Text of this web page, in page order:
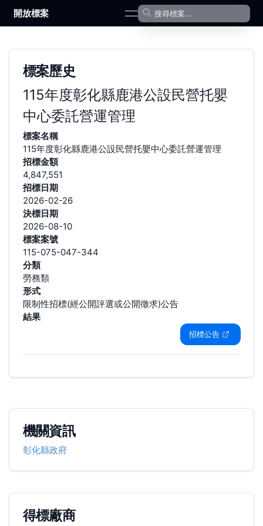
開放標案 open navigation menu
標案歷史
115年度彰化縣鹿港公設民營托嬰
中心委託營運管理
標案名稱
115年度彰化縣鹿港公設民營托嬰中心委託營運管理
招標金額
4,847,551
招標日期
2026-02-26
決標日期
2026-08-10
標案案號
115-075-047-344
分類
勞務類
形式
限制性招標(經公開評選或公開徵求)公告
結果
招標公告
機關資訊
彰化縣政府
得標廠商